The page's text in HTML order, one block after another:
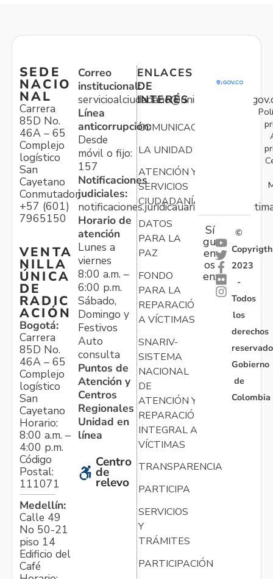
SEDE
NACIO
NAL
Carrera
85D No.
46A – 65
Complejo
logístico
San
Cayetano
Conmutador:
+57 (601)
7965150
VENTA
NILLA
ÚNICA
DE
RADIC
ACIÓN
Bogotá:
Carrera
85D No.
46A – 65
Complejo
logístico
San
Cayetano
Horario:
8:00 a.m. –
4:00 p.m.
Código
Postal:
111071
Medellín:
Calle 49
No 50-21
piso 14
Edificio del
Café
Correo
institucional:
Línea
anticorrupción:
Desde
móvil o fijo:
157
Notificaciones
judiciales:
Horario de
atención
Lunes a
viernes
8:00 a.m. –
6:00 p.m.
Sábado,
Domingo y
Festivos
Auto
consulta
Puntos de
Atención y
Centros
Regionales
Unidad en
línea
Centro
de
relevo
ENLACES
DE
INTERÉS
COMUNICACIONES
LA UNIDAD
ATENCIÓN Y
SERVICIOS
CIUDADANÍA
DATOS
PARA LA
PAZ
FONDO
PARA LA
REPARACIÓN
A VÍCTIMAS
SNARIV-
SISTEMA
NACIONAL
DE
ATENCIÓN Y
REPARACIÓN
INTEGRAL A
VÍCTIMAS
TRANSPARENCIA
PARTICIPA
SERVICIOS
Y
TRÁMITES
PARTICIPACIÓN
Sí
gu
en
os
en:
©
Copyrigth
2023
-
Todos
los
derechos
Gobierno
de
Colombia